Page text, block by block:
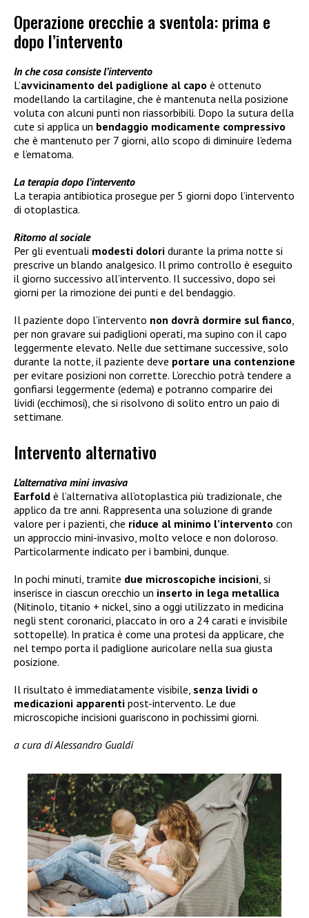
Operazione orecchie a sventola: prima e
dopo l’intervento
In che cosa consiste l’intervento
L’avvicinamento del padiglione al capo è ottenuto
modellando la cartilagine, che è mantenuta nella posizione
voluta con alcuni punti non riassorbibili. Dopo la sutura della
cute si applica un bendaggio modicamente compressivo
che è mantenuto per 7 giorni, allo scopo di diminuire l’edema
e l’ematoma.
La terapia dopo l’intervento
La terapia antibiotica prosegue per 5 giorni dopo l’intervento
di otoplastica.
Ritorno al sociale
Per gli eventuali modesti dolori durante la prima notte si
prescrive un blando analgesico. Il primo controllo è eseguito
il giorno successivo all’intervento. Il successivo, dopo sei
giorni per la rimozione dei punti e del bendaggio.
Il paziente dopo l’intervento non dovrà dormire sul fianco,
per non gravare sui padiglioni operati, ma supino con il capo
leggermente elevato. Nelle due settimane successive, solo
durante la notte, il paziente deve portare una contenzione
per evitare posizioni non corrette. L’orecchio potrà tendere a
gonfiarsi leggermente (edema) e potranno comparire dei
lividi (ecchimosi), che si risolvono di solito entro un paio di
settimane.
Intervento alternativo
L’alternativa mini invasiva
Earfold è l’alternativa all’otoplastica più tradizionale, che
applico da tre anni. Rappresenta una soluzione di grande
valore per i pazienti, che riduce al minimo l’intervento con
un approccio mini-invasivo, molto veloce e non doloroso.
Particolarmente indicato per i bambini, dunque.
In pochi minuti, tramite due microscopiche incisioni , si
inserisce in ciascun orecchio un inserto in lega metallica
(Nitinolo, titanio + nickel, sino a oggi utilizzato in medicina
negli stent coronarici, placcato in oro a 24 carati e invisibile
sottopelle). In pratica è come una protesi da applicare, che
nel tempo porta il padiglione auricolare nella sua giusta
posizione.
Il risultato è immediatamente visibile, senza lividi o
medicazioni apparenti post-intervento. Le due
microscopiche incisioni guariscono in pochissimi giorni.
a cura di Alessandro Gualdi